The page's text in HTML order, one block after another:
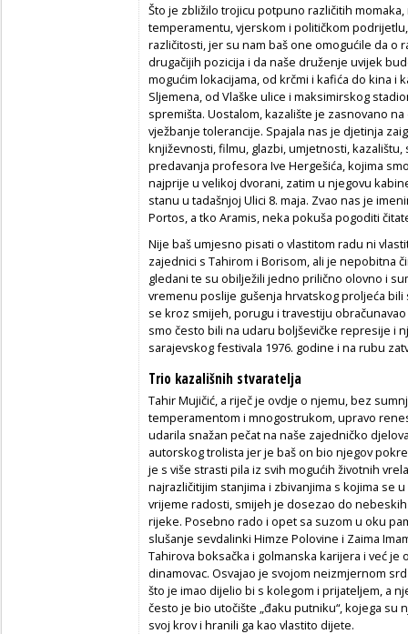
Što je zbližilo trojicu potpuno različitih
temperamentu, vjerskom i političkom
različitosti, jer su nam baš one omogućile da o
drugačijih pozicija i da naše druženje uvijek
mogućim lokacijama, od krčmi i kafića do kina i
Sljemena, od Vlaške ulice i maksimirskog
spremišta. Uostalom, kazalište je zasnovano
vježbanje tolerancije. Spajala nas je djetinja
književnosti, filmu, glazbi, umjetnosti,
predavanja profesora Ive Hergešića, kojima
najprije u velikoj dvorani, zatim u njegovu
stanu u tadašnjoj Ulici 8. maja. Zvao nas je
Portos, a tko Aramis, neka pokuša pogoditi
Nije baš umjesno pisati o vlastitom radu ni
zajednici s Tahirom i Borisom, ali je nepobitna
gledani te su obilježili jedno prilično olovno i
vremenu poslije gušenja hrvatskog proljeća
se kroz smijeh, porugu i travestiju
smo često bili na udaru boljševičke represije i
sarajevskog festivala 1976. godine i na rubu
Trio kazališnih stvaratelja
Tahir Mujičić, a riječ je ovdje o njemu, bez
temperamentom i mnogostrukom, upravo
udarila snažan pečat na naše zajedničko
autorskog trolista jer je baš on bio njegov
je s više strasti pila iz svih mogućih životnih
najrazličitijim stanjima i zbivanjima s kojima se
vrijeme radosti, smijeh je dosezao do
rijeke. Posebno rado i opet sa suzom u oku
slušanje sevdalinki Himze Polovine i Zaima
Tahirova boksačka i golmanska karijera i već
dinamovac. Osvajao je svojom neizmjernom
što je imao dijelio bi s kolegom i prijateljem, a
često je bio utočište „đaku putniku“, kojega
svoj krov i hranili ga kao vlastito dijete.